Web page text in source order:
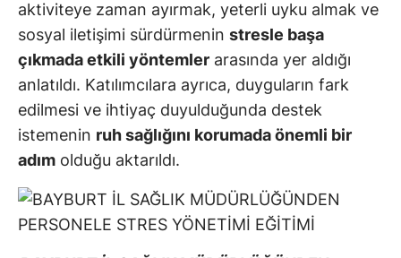
aktiviteye zaman ayırmak, yeterli uyku almak ve
sosyal iletişimi sürdürmenin stresle başa
çıkmada etkili yöntemler arasında yer aldığı
anlatıldı. Katılımcılara ayrıca, duyguların fark
edilmesi ve ihtiyaç duyulduğunda destek
istemenin ruh sağlığını korumada önemli bir
adım olduğu aktarıldı.